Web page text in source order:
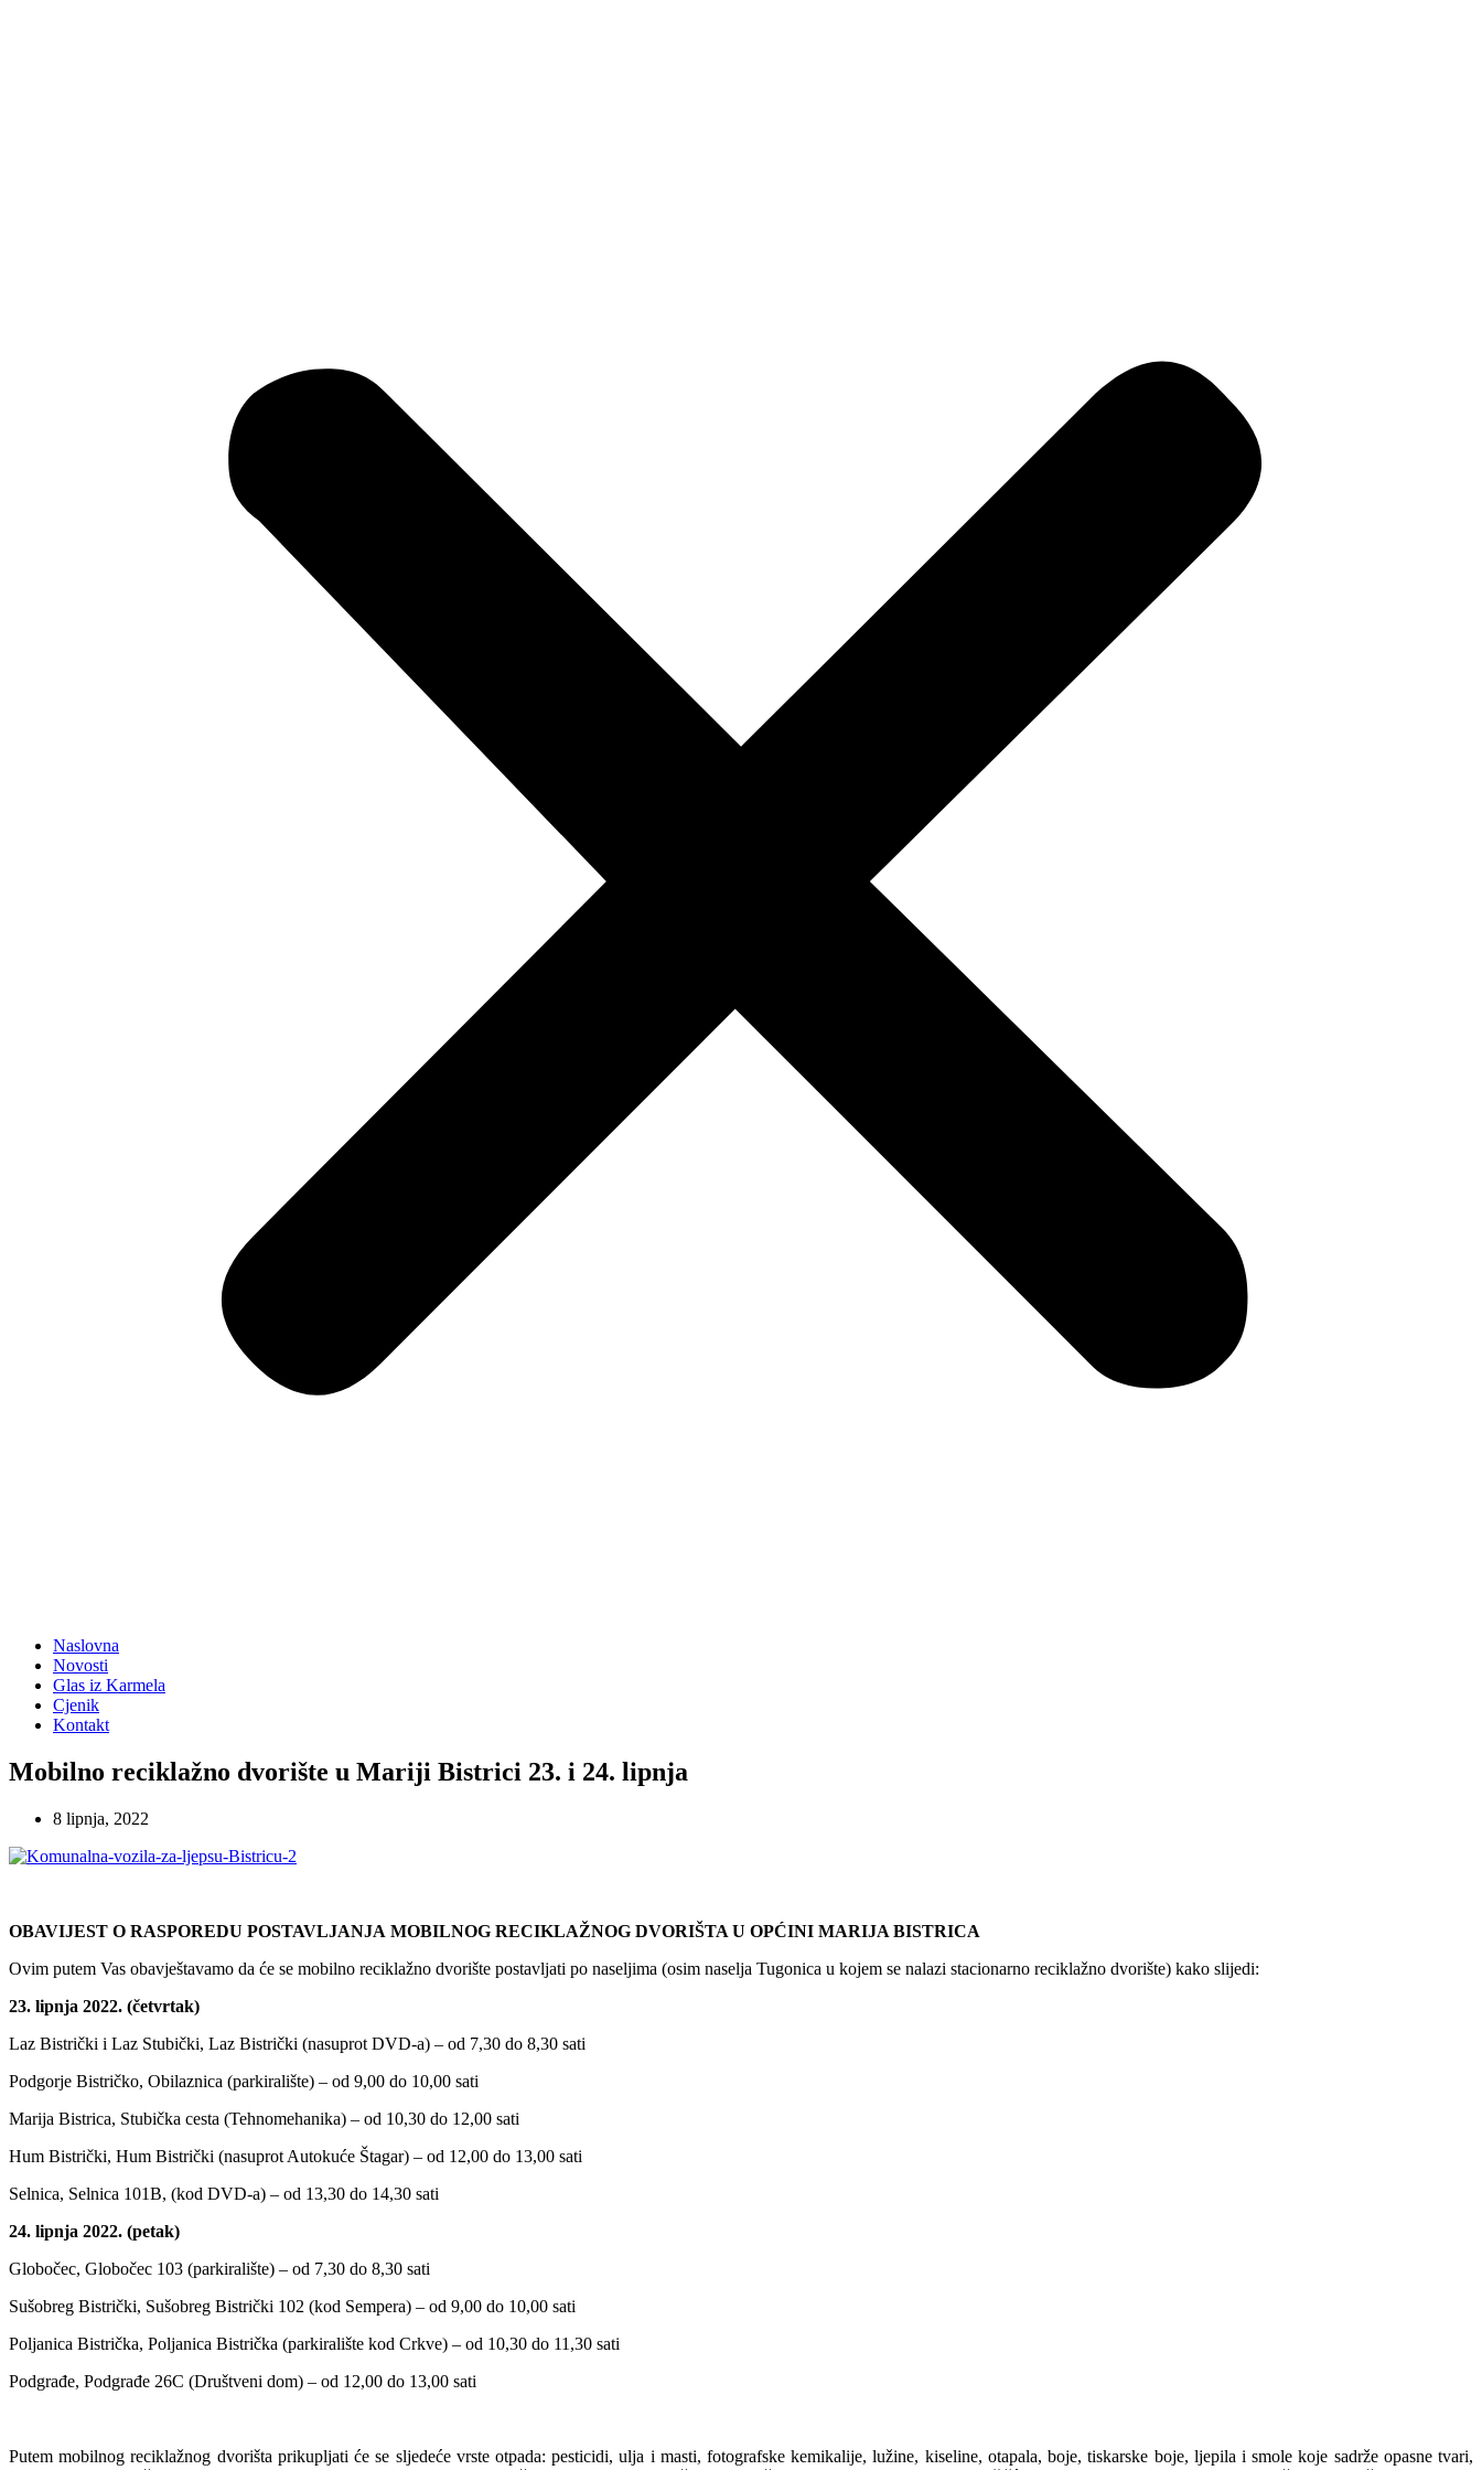
Naslovna
Novosti
Glas iz Karmela
Cjenik
Kontakt
Mobilno reciklažno dvorište u Mariji Bistrici 23. i 24. lipnja
8 lipnja, 2022
OBAVIJEST O RASPOREDU POSTAVLJANJA MOBILNOG RECIKLAŽNOG DVORIŠTA U OPĆINI MARIJA BISTRICA
Ovim putem Vas obavještavamo da će se mobilno reciklažno dvorište postavljati po naseljima (osim naselja Tugonica u kojem se nalazi stacionarno reciklažno dvorište) kako slijedi:
23. lipnja 2022. (četvrtak)
Laz Bistrički i Laz Stubički, Laz Bistrički (nasuprot DVD-a) – od 7,30 do 8,30 sati
Podgorje Bistričko, Obilaznica (parkiralište) – od 9,00 do 10,00 sati
Marija Bistrica, Stubička cesta (Tehnomehanika) – od 10,30 do 12,00 sati
Hum Bistrički, Hum Bistrički (nasuprot Autokuće Štagar) – od 12,00 do 13,00 sati
Selnica, Selnica 101B, (kod DVD-a) – od 13,30 do 14,30 sati
24. lipnja 2022. (petak)
Globočec, Globočec 103 (parkiralište) – od 7,30 do 8,30 sati
Sušobreg Bistrički, Sušobreg Bistrički 102 (kod Sempera) – od 9,00 do 10,00 sati
Poljanica Bistrička, Poljanica Bistrička (parkiralište kod Crkve) – od 10,30 do 11,30 sati
Podgrađe, Podgrađe 26C (Društveni dom) – od 12,00 do 13,00 sati
Putem mobilnog reciklažnog dvorišta prikupljati će se sljedeće vrste otpada: pesticidi, ulja i masti, fotografske kemikalije, lužine, kiseline, otapala, boje, tiskarske boje, ljepila i smole koje sadrže opasne tvari,